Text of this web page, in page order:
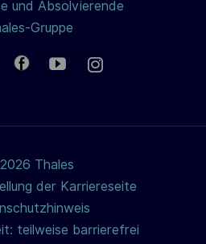
und Absolvierende
Gruppe
Thales
der Karriereseite
teilweise barrierefrei